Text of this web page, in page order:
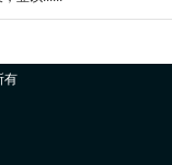
有